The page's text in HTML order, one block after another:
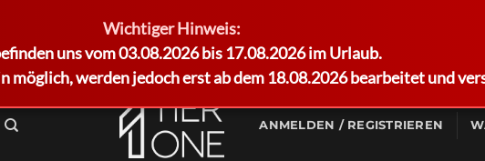
Wichtiger Hinweis:
uns vom 03.08.2026 bis 17.08.2026 im Urlaub.
möglich, werden jedoch erst ab dem 18.08.2026 bearbeitet und
ANMELDEN / REGISTRIEREN